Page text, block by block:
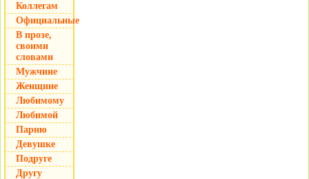
Коллегам
Официальные
В прозе,
своими
словами
Мужчине
Женщине
Любимому
Любимой
Парню
Девушке
Подруге
Другу